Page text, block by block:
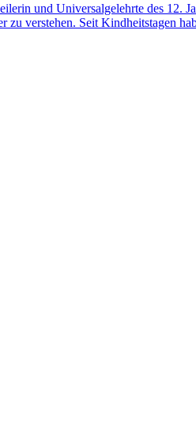
und Universalgelehrte des 12.
zu verstehen. Seit Kindheitstagen